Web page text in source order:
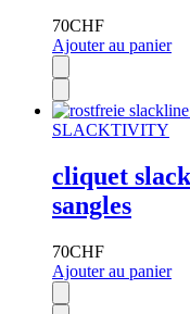
70CHF
Ajouter au panier
SLACKTIVITY
cliquet
sangles
70CHF
Ajouter au panier